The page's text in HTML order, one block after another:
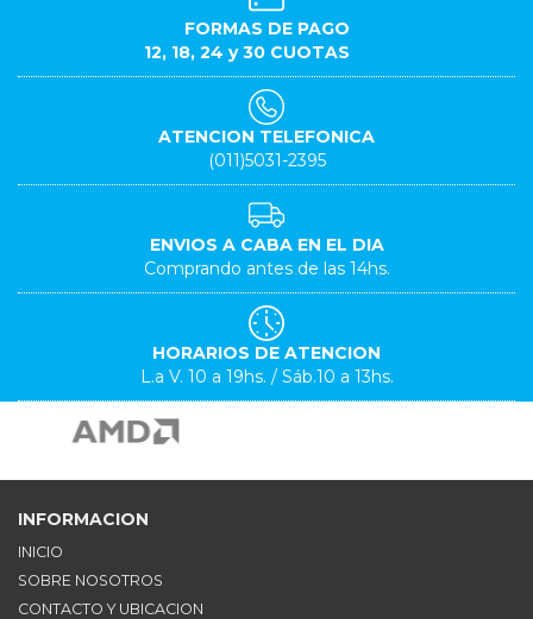
FORMAS DE PAGO
12, 18, 24 y 30 CUOTAS
ATENCION TELEFONICA
(011)5031-2395
ENVIOS A CABA EN EL DIA
Comprando antes de las 14hs.
HORARIOS DE ATENCION
L.a V. 10 a 19hs. / Sáb.10 a 13hs.
INFORMACION
INICIO
SOBRE NOSOTROS
CONTACTO Y UBICACION